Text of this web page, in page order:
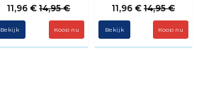
11,96 €14,95 €
Bekijk
11,96 €14,95 €
Bekijk